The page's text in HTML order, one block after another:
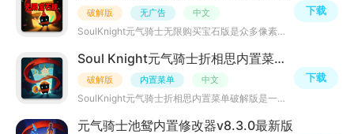
破解版 无广告 中文
SoulKnight元气骑士无限购买宝石版是众多像素系列游戏玩家的最爱，游戏已破解无限购买钻石宝石限制，还破解
下载
Soul Knight元气骑士折相思内置菜单破解版v6.4.1国际服
破解版 内置菜单 中文
SoulKnight元气骑士折相思内置菜单破解版是一款非常受欢迎的冒险射击类游戏。这款游戏以像素风格的画面和丰
下载
元气骑士池鸳内置修改器v8.3.0最新版